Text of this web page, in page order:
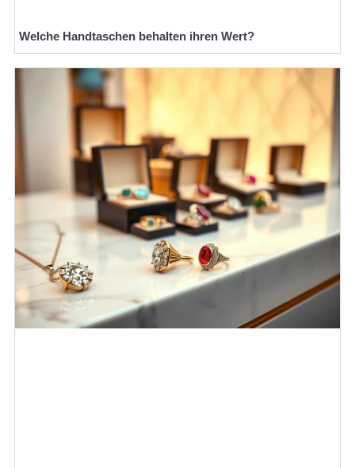
Welche Handtaschen behalten ihren Wert?